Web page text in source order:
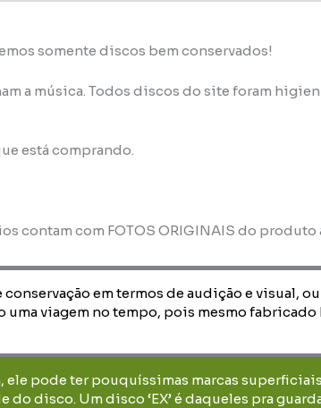
somente discos bem conservados!
a música. Todos discos do site foram
está comprando.
contam com FOTOS ORIGINAIS do produto
em termos de audição e visual,
uma viagem no tempo, pois mesmo
ele pode ter pouquíssimas marcas
do disco. Um disco ‘EX’ é daqueles pra